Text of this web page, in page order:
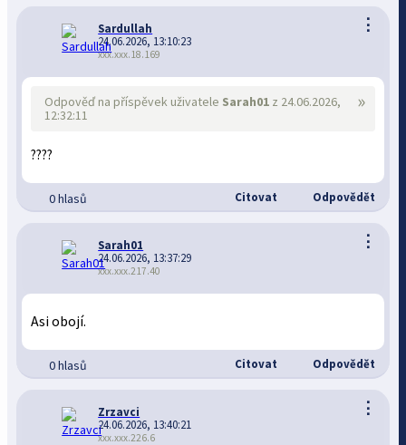
⋮
Sardullah
24.06.2026, 13:10:23
xxx.xxx.18.169
»
Odpověď na příspěvek uživatele Sarah01 z 24.06.2026,
12:32:11
????
0 hlasů Citovat Odpovědět
⋮
Sarah01
24.06.2026, 13:37:29
xxx.xxx.217.40
Asi obojí.
0 hlasů Citovat Odpovědět
⋮
Zrzavci
24.06.2026, 13:40:21
xxx.xxx.226.6